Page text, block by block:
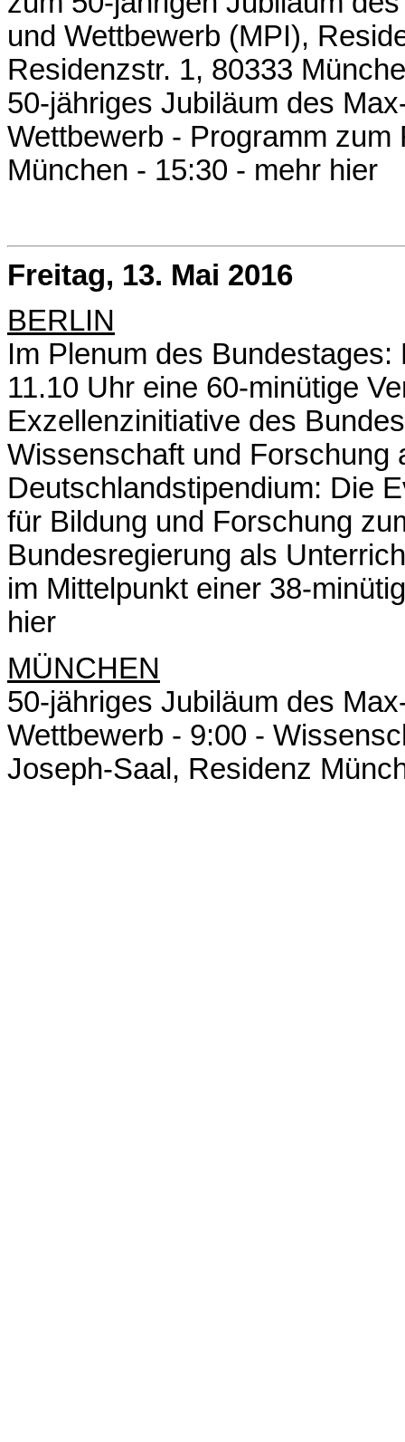
und Wettbewerb (MPI),
Residenzstr. 1, 80333
50-jähriges Jubiläum des
Wettbewerb - Programm
München - 15:30 - mehr hier
Freitag, 13. Mai 2016
BERLIN
Im Plenum des
11.10 Uhr eine 60-minütige
Exzellenzinitiative des
Wissenschaft und Forschung
Deutschlandstipendium: Die
für Bildung und Forschung
Bundesregierung als
im Mittelpunkt einer 38-
hier
MÜNCHEN
50-jähriges Jubiläum des
Wettbewerb - 9:00 -
Joseph-Saal, Residenz